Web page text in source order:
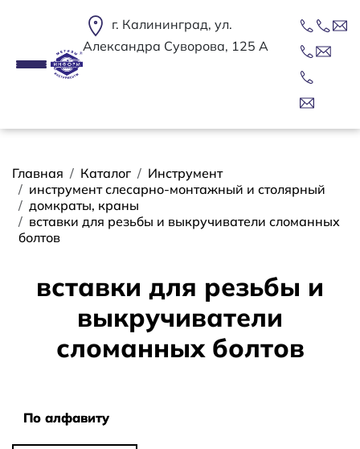
г. Калининград, ул.
Александра Суворова, 125 А
Строка навигации
Главная Каталог
Инструмент
инструмент слесарно-монтажный и столярный
домкраты, краны
вставки для резьбы и выкручиватели сломанных
болтов
вставки для резьбы и
выкручиватели
сломанных болтов
По алфавиту
По алфавиту